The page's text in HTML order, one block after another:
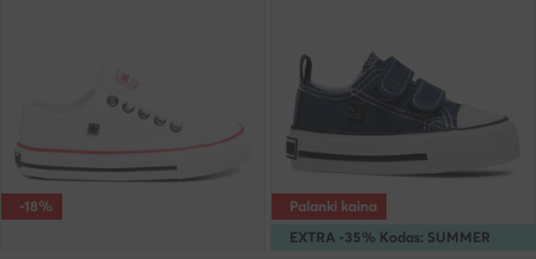
-18%
EXTRA -35% Kodas: SUMMER
Palanki kaina